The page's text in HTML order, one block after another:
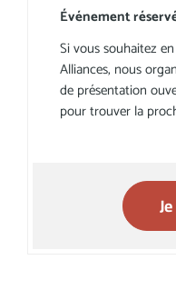
Événement
Si vous souhaitez
Alliances, nous
de présentation
pour trouver la